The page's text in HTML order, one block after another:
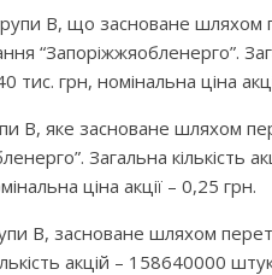
В, що засноване
“Запоріжжяобленерго”.
грн, номінальна ціна
В, яке засноване шляхом
Загальна кількість
ціна акції – 0,25 грн.
В, засноване шляхом
акцій – 158640000